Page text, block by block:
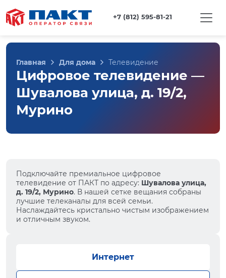
+7 (812) 595-81-21
Главная Для дома Телевидение
Цифровое телевидение —
Шувалова улица, д. 19/2,
Мурино
Подключайте премиальное цифровое
телевидение от ПАКТ по адресу: Шувалова улица,
д. 19/2, Мурино. В нашей сетке вещания собраны
лучшие телеканалы для всей семьи.
Наслаждайтесь кристально чистым изображением
и отличным звуком.
Интернет